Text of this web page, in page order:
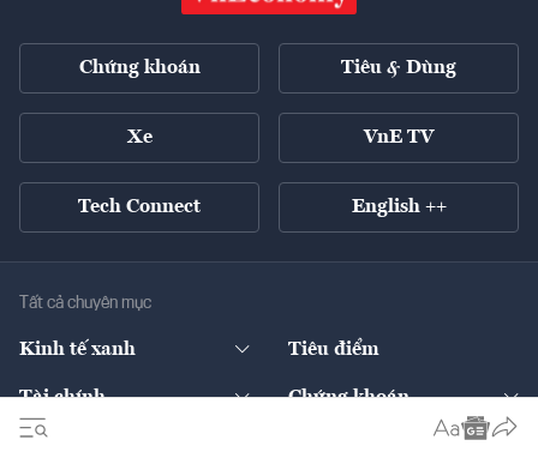
Chứng khoán Tiêu & Dùng
Xe VnE TV
Tech Connect English ++
Tất cả chuyên mục
Kinh tế xanh
Pháp lý
Tiêu điểm
Tài chính
Ngân hàng
Chứng khoán
Doanh nghiệp niêm yết